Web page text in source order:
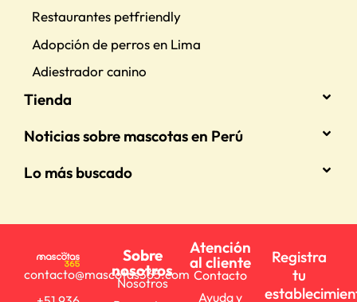
Restaurantes petfriendly
Adopción de perros en Lima
Adiestrador canino
Tienda
Noticias sobre mascotas en Perú
Lo más buscado
contacto@mascotas365.com
Sobre
nosotros
Nosotros
Atención
al cliente
Contacto
Ayuda y
Registra
tu